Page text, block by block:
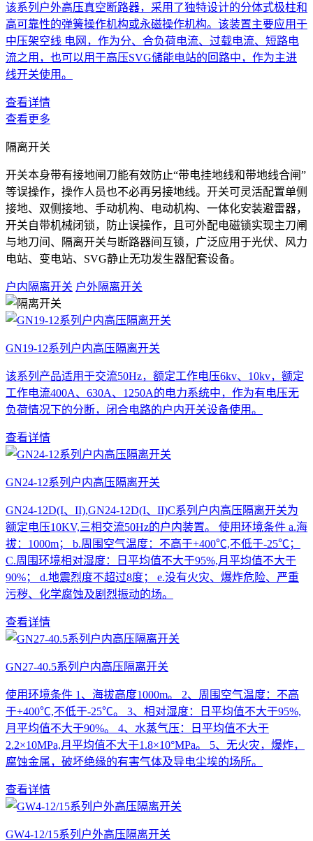
该系列户外高压真空断路器，采用了独特设计的分体式极柱和
高可靠性的弹簧操作机构或永磁操作机构。该装置主要应用于
中压架空线 电网，作为分、合负荷电流、过载电流、短路电
流之用，也可以用于高压SVG储能电站的回路中，作为主进
线开关使用。
查看详情
查看更多
隔离开关
开关本身带有接地闸刀能有效防止“带电挂地线和带地线合闸”
等误操作，操作人员也不必再另接地线。开关可灵活配置单侧
接地、双侧接地、手动机构、电动机构、一体化安装避雷器，
开关自带机械闭锁，防止误操作，且可外配电磁锁实现主刀闸
与地刀间、隔离开关与断路器间互锁，广泛应用于光伏、风力
电站、变电站、SVG静止无功发生器配套设备。
户内隔离开关 户外隔离开关
GN19-12系列户内高压隔离开关
该系列产品适用于交流50Hz，额定工作电压6kv、10kv，额定
工作电流400A、630A、1250A的电力系统中，作为有电压无
负荷情况下的分断，闭合电路的户内开关设备使用。
查看详情
GN24-12系列户内高压隔离开关
GN24-12D(I、II),GN24-12D(I、II)C系列户内高压隔离开关为
额定电压10KV,三相交流50Hz的户内装置。 使用环境条件 a.海
拔：1000m； b.周围空气温度：不高于+400℃,不低于-25℃；
C.周围环境相对湿度：日平均值不大于95%,月平均值不大于
90%； d.地震烈度不超过8度； e.没有火灾、爆炸危险、严重
污秽、化学腐蚀及剧烈振动的场。
查看详情
GN27-40.5系列户内高压隔离开关
使用环境条件 1、海拔高度1000m。 2、周围空气温度：不高
于+400℃,不低于-25℃。 3、相对湿度：日平均值不大于95%,
月平均值不大于90%。 4、水蒸气压：日平均值不大于
2.2×10MPa,月平均值不大于1.8×10°MPa。 5、无火灾，爆炸，
腐蚀金属，破坏绝缘的有害气体及导电尘埃的场所。
查看详情
GW4-12/15系列户外高压隔离开关